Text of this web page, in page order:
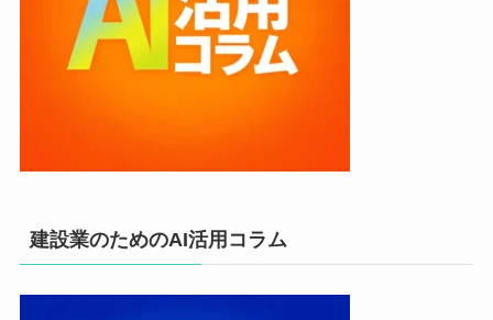
建設業のためのAI活用コラム